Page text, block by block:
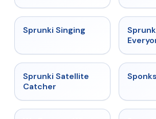
★
Sprunki Singing
★ 4.4
Sprunki Satellite
Catcher
Sponks